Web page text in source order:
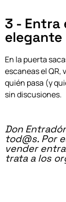
3 - Entra
elegante
En la puerta
escaneas el QR,
quién pasa (y
sin discusiones.
Don
tod@s. Por
vender
trata a los